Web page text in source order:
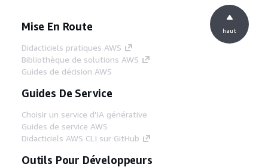
Mise En Route
Didacticiels pratiques AWS
Bibliothèque de solutions AWS
Guides de décision AWS
Guides De Service
Choisir un service d'IA générative
Guides de service AWS
Didacticiels AWS CLI sur GitHub
Outils Pour Développeurs
haut